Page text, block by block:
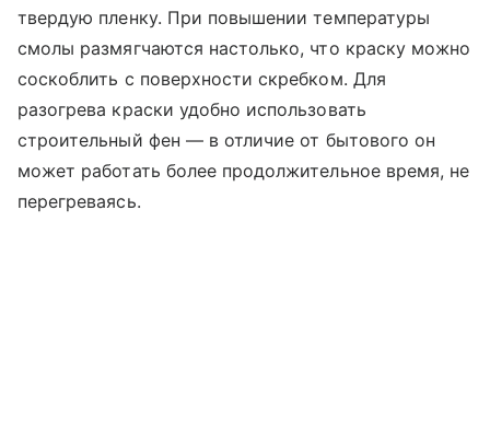
твердую пленку. При повышении температуры
смолы размягчаются настолько, что краску можно
соскоблить с поверхности скребком. Для
разогрева краски удобно использовать
строительный фен — в отличие от бытового он
может работать более продолжительное время, не
перегреваясь.